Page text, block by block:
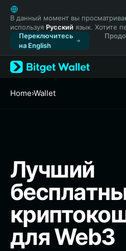
English
日本語
Tiếng Việt
Русский
Español (Latinoamérica)
Türkçe
Français
ภาษาไทย
हिन्दी
বাংলা
Español
Português (Brasil)
Español (Argentina)
В данный момент вы
используя Русский язык. Хотите
Переключитесь
на English
Home›Wallet
Лучший
для Web3